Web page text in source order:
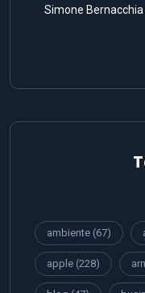
Simone Bernacchia
ambiente (67)
apple (228)